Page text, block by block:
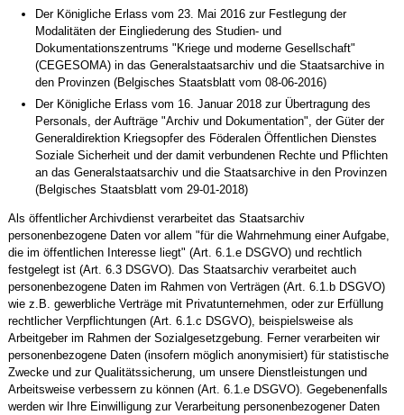
Der Königliche Erlass vom 23. Mai 2016 zur Festlegung der
Modalitäten der Eingliederung des Studien- und
Dokumentationszentrums "Kriege und moderne Gesellschaft"
(CEGESOMA) in das Generalstaatsarchiv und die Staatsarchive in
den Provinzen (Belgisches Staatsblatt vom 08-06-2016)
Der Königliche Erlass vom 16. Januar 2018 zur Übertragung des
Personals, der Aufträge "Archiv und Dokumentation", der Güter der
Generaldirektion Kriegsopfer des Föderalen Öffentlichen Dienstes
Soziale Sicherheit und der damit verbundenen Rechte und Pflichten
an das Generalstaatsarchiv und die Staatsarchive in den Provinzen
(Belgisches Staatsblatt vom 29-01-2018)
Als öffentlicher Archivdienst verarbeitet das Staatsarchiv
personenbezogene Daten vor allem "für die Wahrnehmung einer Aufgabe,
die im öffentlichen Interesse liegt" (Art. 6.1.e DSGVO) und rechtlich
festgelegt ist (Art. 6.3 DSGVO). Das Staatsarchiv verarbeitet auch
personenbezogene Daten im Rahmen von Verträgen (Art. 6.1.b DSGVO)
wie z.B. gewerbliche Verträge mit Privatunternehmen, oder zur Erfüllung
rechtlicher Verpflichtungen (Art. 6.1.c DSGVO), beispielsweise als
Arbeitgeber im Rahmen der Sozialgesetzgebung. Ferner verarbeiten wir
personenbezogene Daten (insofern möglich anonymisiert) für statistische
Zwecke und zur Qualitätssicherung, um unsere Dienstleistungen und
Arbeitsweise verbessern zu können (Art. 6.1.e DSGVO). Gegebenenfalls
werden wir Ihre Einwilligung zur Verarbeitung personenbezogener Daten